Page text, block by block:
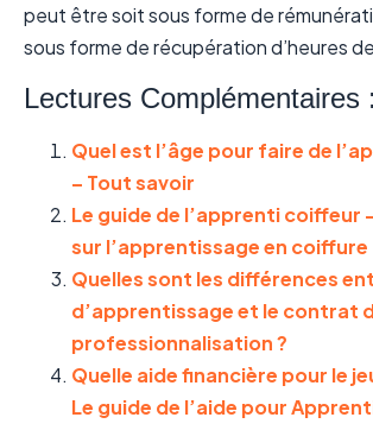
peut être soit sous forme de
sous forme de récupération d’heures
Lectures Complémentaires :
Quel est l’âge pour faire de
– Tout savoir
Le guide de l’apprenti coiffeur
sur l’apprentissage en coiffure
Quelles sont les différences
d’apprentissage et le contrat
professionnalisation ?
Quelle aide financière pour le
Le guide de l’aide pour